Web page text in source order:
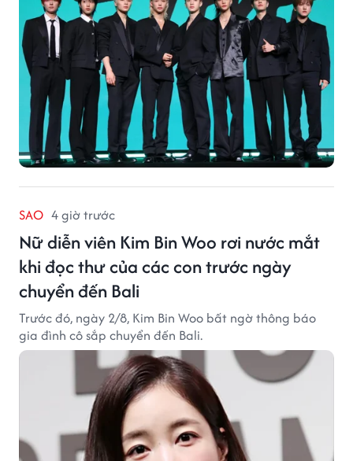
SAO 4 giờ trước
Nữ diễn viên Kim Bin Woo rơi nước mắt
khi đọc thư của các con trước ngày
chuyển đến Bali
Trước đó, ngày 2/8, Kim Bin Woo bất ngờ thông báo
gia đình cô sắp chuyển đến Bali.